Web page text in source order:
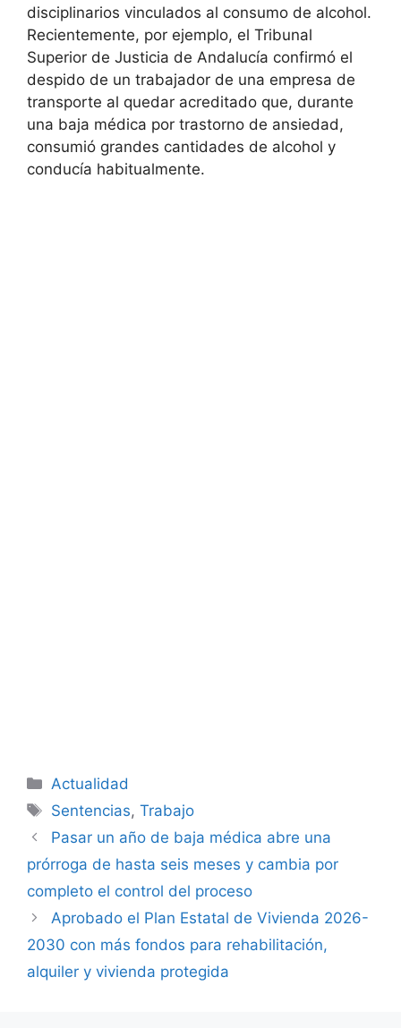
disciplinarios vinculados al consumo de alcohol.
Recientemente, por ejemplo, el Tribunal
Superior de Justicia de Andalucía confirmó el
despido de un trabajador de una empresa de
transporte al quedar acreditado que, durante
una baja médica por trastorno de ansiedad,
consumió grandes cantidades de alcohol y
conducía habitualmente.
Categorías
Actualidad
Etiquetas
Sentencias,Trabajo
Pasar un año de baja médica abre una
prórroga de hasta seis meses y cambia por
completo el control del proceso
Aprobado el Plan Estatal de Vivienda 2026-
2030 con más fondos para rehabilitación,
alquiler y vivienda protegida